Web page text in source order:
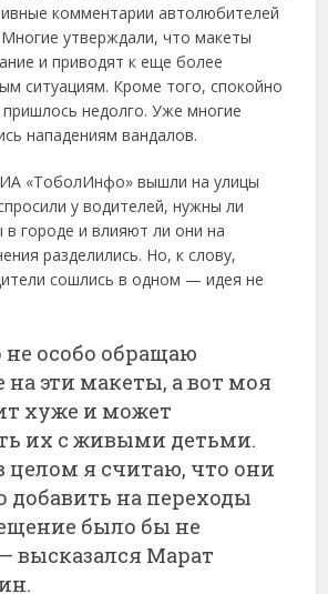
комментарии автолюбителей
утверждали, что макеты
и приводят к еще более
ситуациям. Кроме того, спокойно
недолго. Уже многие
нападениям вандалов.
«ТоболИнфо» вышли на улицы
у водителей, нужны ли
городе и влияют ли они на
разделились. Но, к слову,
сошлись в одном — идея не
особо обращаю
эти макеты, а вот моя
хуже и может
их с живыми детьми.
целом я считаю, что они
на переходы
было бы не
высказался Марат